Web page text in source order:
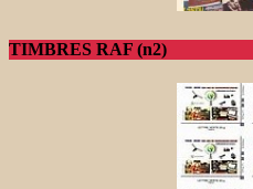
TIMBRES RAF (n2)